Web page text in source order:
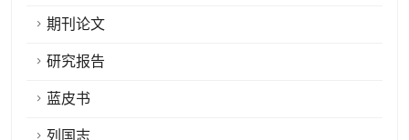
期刊论文
研究报告
蓝皮书
列国志